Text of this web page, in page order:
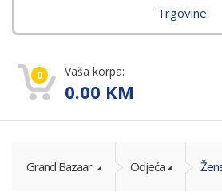
Trgovine
0 Vaša korpa:
0.00 KM
Grand Bazaar Odjeća